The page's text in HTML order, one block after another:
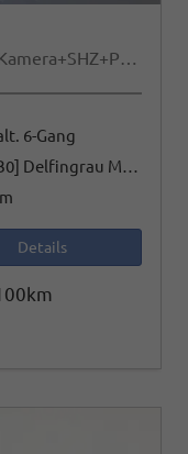
LIFE 150PS AHK+Kessy+ALU17+Kamera+SHZ+Parklenk+Alarm
6-Gang
[B0B0] Delfingrau Metallic
Details